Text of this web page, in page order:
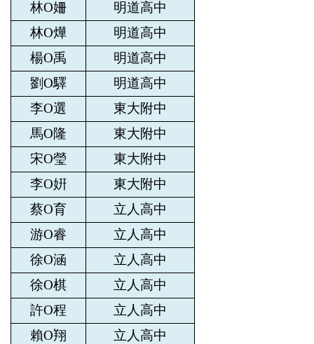
林O姍
明道高中
林O燁
明道高中
楊O禹
明道高中
劉O驛
明道高中
李O選
東大附中
馬O隆
東大附中
宋O瑩
東大附中
李O姸
東大附中
蔡O育
立人高中
游O睿
立人高中
徐O涵
立人高中
徐O棋
立人高中
許O程
立人高中
賴O翔
立人高中